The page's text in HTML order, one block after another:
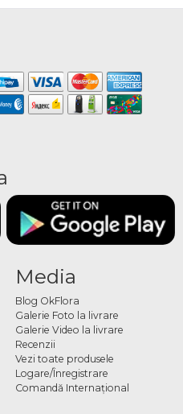
Media
Blog OkFlora
Galerie Foto la livrare
Galerie Video la livrare
Recenzii
Vezi toate produsele
Logare/Înregistrare
Comandă Internațional